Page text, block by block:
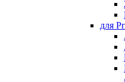
для